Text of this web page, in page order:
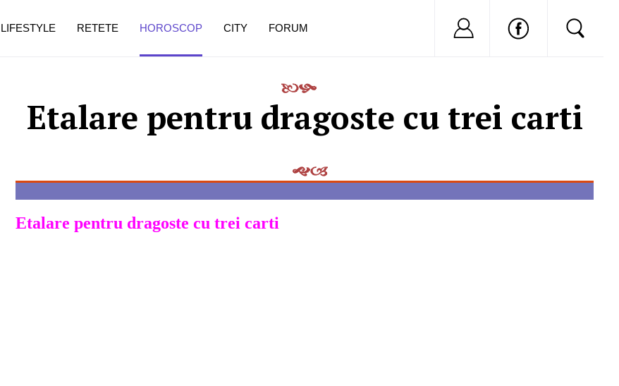
LIFESTYLE RETETE HOROSCOP CITY FORUM Nu ai cont?
Etalare pentru dragoste cu trei carti
Etalare pentru dragoste cu trei carti